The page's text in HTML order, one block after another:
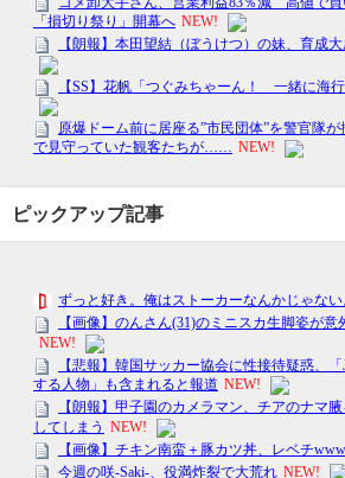
ピックアップ記事